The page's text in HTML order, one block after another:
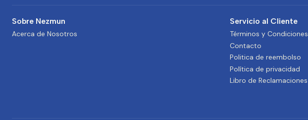
Sobre Nezmun
Acerca de Nosotros
Servicio al Cliente
Términos y Condiciones
Contacto
Politica de reembolso
Política de privacidad
Libro de Reclamaciones